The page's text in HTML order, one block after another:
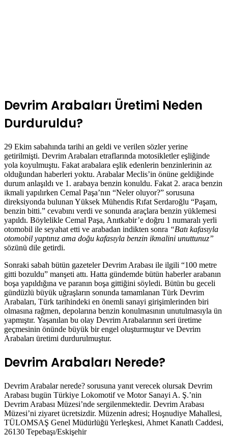
Devrim Arabaları Üretimi Neden
Durduruldu?
29 Ekim sabahında tarihi an geldi ve verilen sözler yerine
getirilmişti. Devrim Arabaları etraflarında motosikletler eşliğinde
yola koyulmuştu. Fakat arabalara eşlik edenlerin benzinlerinin az
olduğundan haberleri yoktu. Arabalar Meclis’in önüne geldiğinde
durum anlaşıldı ve 1. arabaya benzin konuldu. Fakat 2. araca benzin
ikmali yapılırken Cemal Paşa’nın “Neler oluyor?” sorusuna
direksiyonda bulunan Yüksek Mühendis Rıfat Serdaroğlu “Paşam,
benzin bitti.” cevabını verdi ve sonunda araçlara benzin yüklemesi
yapıldı. Böylelikle Cemal Paşa, Anıtkabir’e doğru 1 numaralı yerli
otomobil ile seyahat etti ve arabadan indikten sonra “Batı kafasıyla
otomobil yaptınız ama doğu kafasıyla benzin ikmalini unuttunuz”
sözünü dile getirdi.
Sonraki sabah bütün gazeteler Devrim Arabası ile ilgili “100 metre
gitti bozuldu” manşeti attı. Hatta gündemde bütün haberler arabanın
boşa yapıldığına ve paranın boşa gittiğini söyledi. Bütün bu geceli
gündüzlü büyük uğraşların sonunda tamamlanan Türk Devrim
Arabaları, Türk tarihindeki en önemli sanayi girişimlerinden biri
olmasına rağmen, depolarına benzin konulmasının unutulmasıyla ün
yapmıştır. Yaşanılan bu olay Devrim Arabalarının seri üretime
geçmesinin önünde büyük bir engel oluşturmuştur ve Devrim
Arabaları üretimi durdurulmuştur.
Devrim Arabaları Nerede?
Devrim Arabalar nerede? sorusuna yanıt verecek olursak Devrim
Arabası bugün Türkiye Lokomotif ve Motor Sanayi A. Ş.’nin
Devrim Arabası Müzesi’nde sergilenmektedir. Devrim Arabası
Müzesi’ni ziyaret ücretsizdir. Müzenin adresi; Hoşnudiye Mahallesi,
TÜLOMSAŞ Genel Müdürlüğü Yerleşkesi, Ahmet Kanatlı Caddesi,
26130 Tepebaşı/Eskişehir